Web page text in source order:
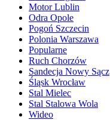
Motor Lublin
Odra Opole
Pogoń Szczecin
Polonia Warszawa
Popularne
Ruch Chorzów
Sandecja Nowy Sącz
Śląsk Wrocław
Stal Mielec
Stal Stalowa Wola
Wideo